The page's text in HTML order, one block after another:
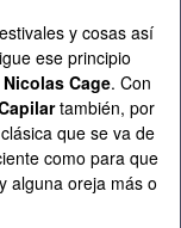
y cosas así
ese principio
Nicolas Cage. Con
también, por
que se va de
como para que
alguna oreja más o